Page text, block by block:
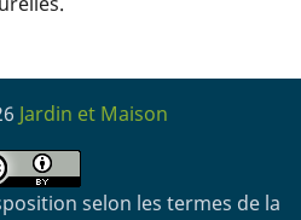
Jardin et Maison
selon les termes de la